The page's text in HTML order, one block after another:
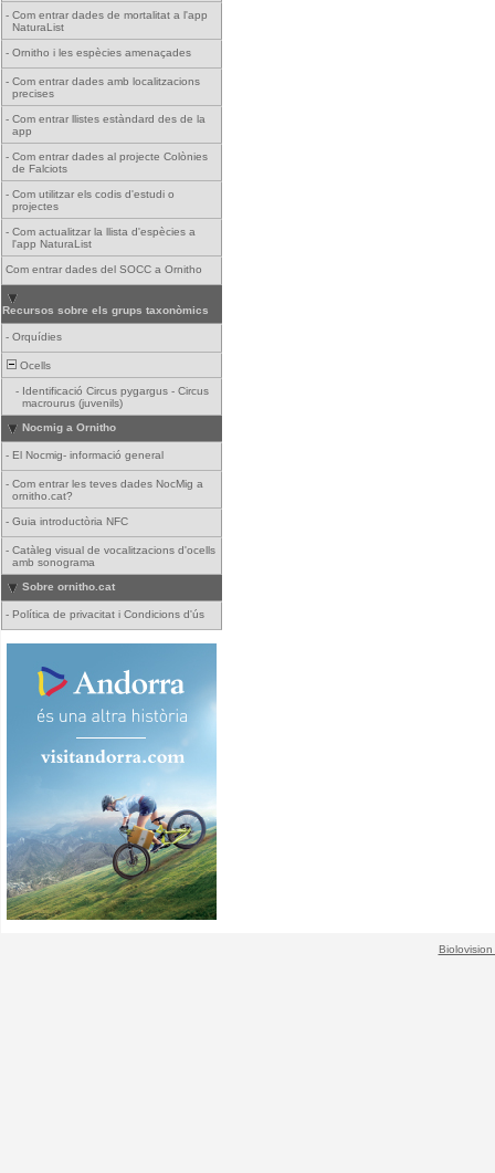
- Com entrar dades de mortalitat a l'app
NaturaList
- Ornitho i les espècies amenaçades
- Com entrar dades amb localitzacions
precises
- Com entrar llistes estàndard des de la
app
- Com entrar dades al projecte Colònies
de Falciots
- Com utilitzar els codis d'estudi o
projectes
- Com actualitzar la llista d'espècies a
l'app NaturaList
Com entrar dades del SOCC a Ornitho
Recursos sobre els grups taxonòmics
- Orquídies
Ocells
- Identificació Circus pygargus - Circus
macrourus (juvenils)
Nocmig a Ornitho
- El Nocmig- informació general
- Com entrar les teves dades NocMig a
ornitho.cat?
- Guia introductòria NFC
- Catàleg visual de vocalitzacions d'ocells
amb sonograma
Sobre ornitho.cat
- Política de privacitat i Condicions d'ús
Biolovision